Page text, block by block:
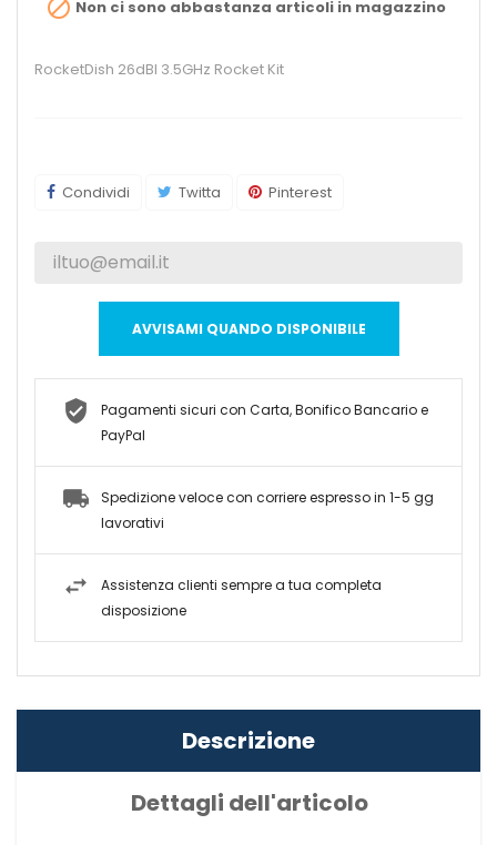
 Non ci sono abbastanza articoli in magazzino
RocketDish 26dBI 3.5GHz Rocket Kit
Condividi Twitta Pinterest
AVVISAMI QUANDO DISPONIBILE
Pagamenti sicuri con Carta, Bonifico Bancario e
PayPal
Spedizione veloce con corriere espresso in 1-5 gg
lavorativi
Assistenza clienti sempre a tua completa
disposizione
Descrizione
Dettagli dell'articolo